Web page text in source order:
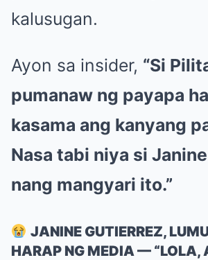
kalusugan.
Ayon sa insider, “Si
pumanaw ng payapa
kasama ang kanyang
Nasa tabi niya si
nang mangyari ito.”
JANINE GUTIERREZ,
HARAP NG MEDIA — “LOLA,